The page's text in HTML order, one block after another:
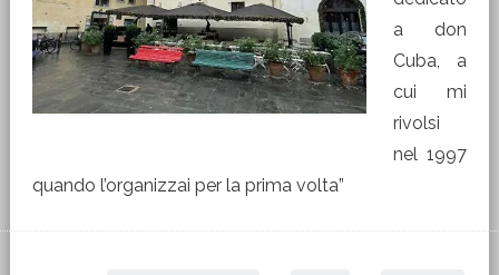
a don
Cuba, a
cui mi
rivolsi
nel 1997
quando l’organizzai per la prima volta”